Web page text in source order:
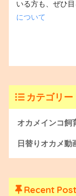
いる方も、ぜひ
について
カテゴリー
オカメインコ飼
日替りオカメ動
Recent